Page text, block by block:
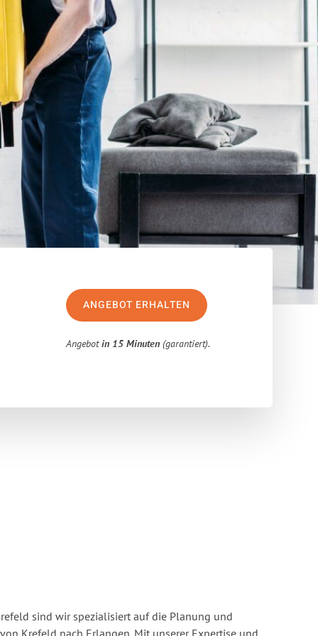
ANGEBOT ERHALTEN
Angebotin 15 Minuten (garantiert).
sind wir spezialisiert auf die Planung und
Krefeld nach Erlangen. Mit unserer Expertise und